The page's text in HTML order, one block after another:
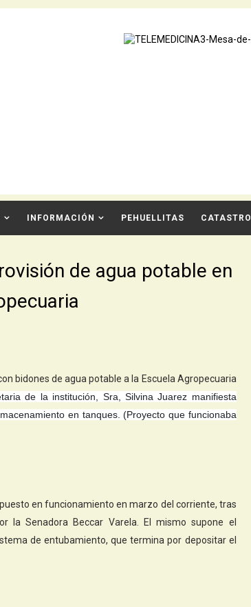
INFORMACIÓN PEHUELLITAS CATASTRO
de agua potable en
bidones de agua potable a la Escuela Agropecuaria
de la institución, Sra, Silvina Juarez manifiesta
en tanques. (Proyecto que funcionaba
puesto en funcionamiento en marzo del corriente, tras
la Senadora Beccar Varela. El mismo supone el
de entubamiento, que termina por depositar el